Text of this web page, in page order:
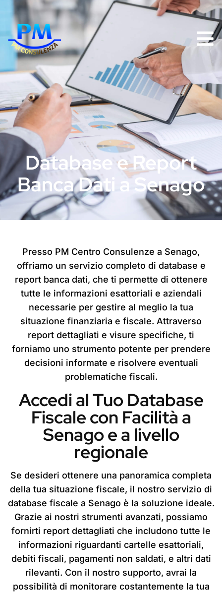
Database e Report
Banca Dati a Senago
Presso PM Centro Consulenze a Senago,
offriamo un servizio completo di database e
report banca dati, che ti permette di ottenere
tutte le informazioni esattoriali e aziendali
necessarie per gestire al meglio la tua
situazione finanziaria e fiscale. Attraverso
report dettagliati e visure specifiche, ti
forniamo uno strumento potente per prendere
decisioni informate e risolvere eventuali
problematiche fiscali.
Accedi al Tuo Database
Fiscale con Facilità a
Senago e a livello
regionale
Se desideri ottenere una panoramica completa
della tua situazione fiscale, il nostro servizio di
database fiscale a Senago è la soluzione ideale.
Grazie ai nostri strumenti avanzati, possiamo
fornirti report dettagliati che includono tutte le
informazioni riguardanti cartelle esattoriali,
debiti fiscali, pagamenti non saldati, e altri dati
rilevanti. Con il nostro supporto, avrai la
possibilità di monitorare costantemente la tua